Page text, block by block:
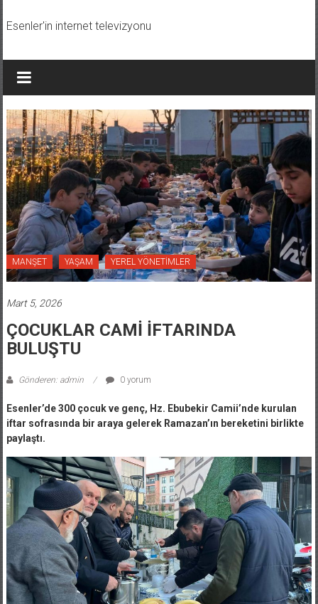
geç
Esenler'in internet televizyonu
MANŞET YAŞAM YEREL YÖNETİMLER
Mart 5, 2026
ÇOCUKLAR CAMİ İFTARINDA
BULUŞTU
Gönderen: admin 0 yorum
Esenler’de 300 çocuk ve genç, Hz. Ebubekir Camii’nde kurulan
iftar sofrasında bir araya gelerek Ramazan’ın bereketini birlikte
paylaştı.